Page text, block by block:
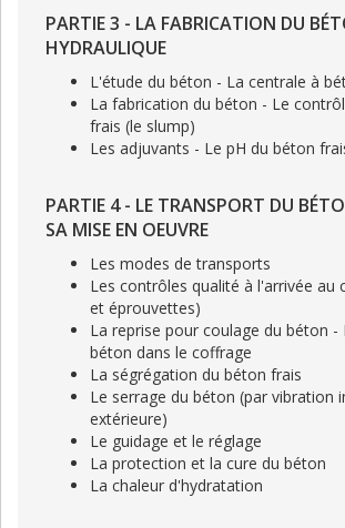
PARTIE 3 - LA FABRICATION DU
HYDRAULIQUE
L'étude du béton - La centrale à
La fabrication du béton - Le
frais (le slump)
Les adjuvants - Le pH du béton
PARTIE 4 - LE TRANSPORT DU
SA MISE EN OEUVRE
Les modes de transports
Les contrôles qualité à l'arrivée au
et éprouvettes)
La reprise pour coulage du béton -
béton dans le coffrage
La ségrégation du béton frais
Le serrage du béton (par vibration
extérieure)
Le guidage et le réglage
La protection et la cure du béton
La chaleur d'hydratation